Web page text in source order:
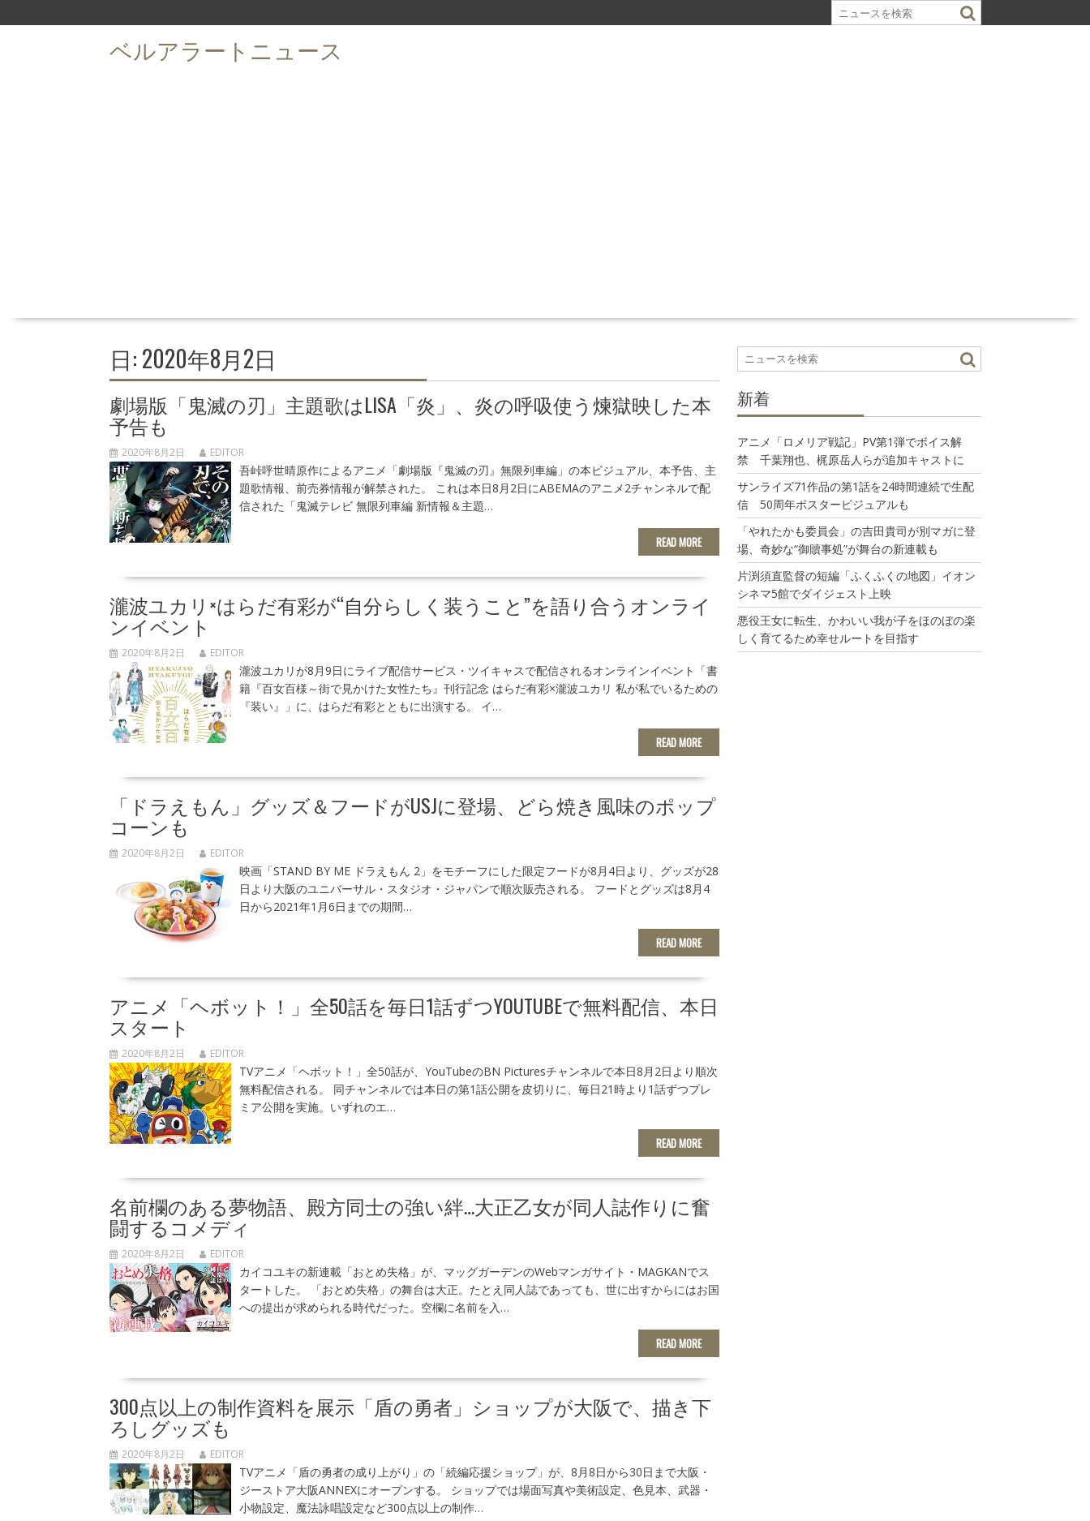
k
ベルアラートニュース
日: 2020年8月2日
劇場版「鬼滅の刃」主題歌はLISA「炎」、炎の呼吸使う煉獄映した本
予告も
2020年8月2日 EDITOR
吾峠呼世晴原作によるアニメ「劇場版『鬼滅の刃』無限列車編」の本ビジュアル、本予告、主
題歌情報、前売券情報が解禁された。 これは本日8月2日にABEMAのアニメ2チャンネルで配
信された「鬼滅テレビ 無限列車編 新情報＆主題…
READ MORE
瀧波ユカリ×はらだ有彩が“自分らしく装うこと”を語り合うオンライ
ンイベント
2020年8月2日 EDITOR
瀧波ユカリが8月9日にライブ配信サービス・ツイキャスで配信されるオンラインイベント「書
籍『百女百様～街で見かけた女性たち』刊行記念 はらだ有彩×瀧波ユカリ 私が私でいるための
『装い』」に、はらだ有彩とともに出演する。 イ…
READ MORE
「ドラえもん」グッズ＆フードがUSJに登場、どら焼き風味のポップ
コーンも
2020年8月2日 EDITOR
映画「STAND BY ME ドラえもん 2」をモチーフにした限定フードが8月4日より、グッズが28
日より大阪のユニバーサル・スタジオ・ジャパンで順次販売される。 フードとグッズは8月4
日から2021年1月6日までの期間…
READ MORE
アニメ「ヘボット！」全50話を毎日1話ずつYOUTUBEで無料配信、本日
スタート
2020年8月2日 EDITOR
TVアニメ「ヘボット！」全50話が、YouTubeのBN Picturesチャンネルで本日8月2日より順次
無料配信される。 同チャンネルでは本日の第1話公開を皮切りに、毎日21時より1話ずつプレ
ミア公開を実施。いずれのエ…
READ MORE
名前欄のある夢物語、殿方同士の強い絆…大正乙女が同人誌作りに奮
闘するコメディ
2020年8月2日 EDITOR
カイコユキの新連載「おとめ失格」が、マッグガーデンのWebマンガサイト・MAGKANでス
タートした。 「おとめ失格」の舞台は大正。たとえ同人誌であっても、世に出すからにはお国
への提出が求められる時代だった。空欄に名前を入…
READ MORE
300点以上の制作資料を展示「盾の勇者」ショップが大阪で、描き下
ろしグッズも
2020年8月2日 EDITOR
TVアニメ「盾の勇者の成り上がり」の「続編応援ショップ」が、8月8日から30日まで大阪・
ジーストア大阪ANNEXにオープンする。 ショップでは場面写真や美術設定、色見本、武器・
小物設定、魔法詠唱設定など300点以上の制作…
新着
アニメ「ロメリア戦記」PV第1弾でボイス解
禁 千葉翔也、梶原岳人らが追加キャストに
サンライズ71作品の第1話を24時間連続で生配
信 50周年ポスタービジュアルも
「やれたかも委員会」の吉田貴司が別マガに登
場、奇妙な“御贖事処”が舞台の新連載も
片渕須直監督の短編「ふくふくの地図」イオン
シネマ5館でダイジェスト上映
悪役王女に転生、かわいい我が子をほのぼの楽
しく育てるため幸せルートを目指す